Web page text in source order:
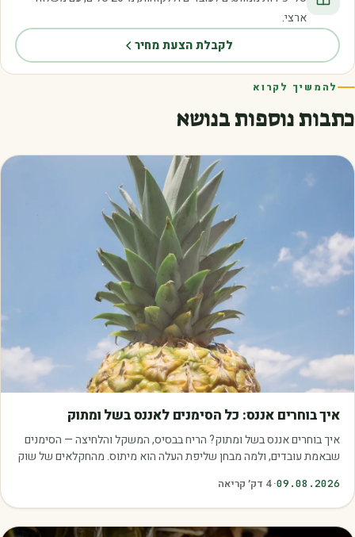
ארצי.
לקבלת הצעת מחיר
להמשיך לקרוא
כתבות נוספות בנושא
איך בוחרים אננס: כל הסימנים לאננס בשל ומתוק
איך בוחרים אננס בשל ומתוק? הריח בבסיס, המשקל והלחיצה — הסימנים
שבאמת עובדים, ולמה מבחן שליפת העלה הוא מיתוס. מהחקלאים של שוק
09.08.2026
·
4 דק׳ קריאה